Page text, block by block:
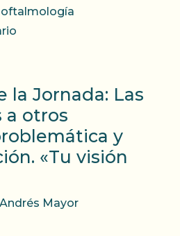
oftalmología
la Jornada: Las
a otros
y
«Tu visión
Andrés Mayor